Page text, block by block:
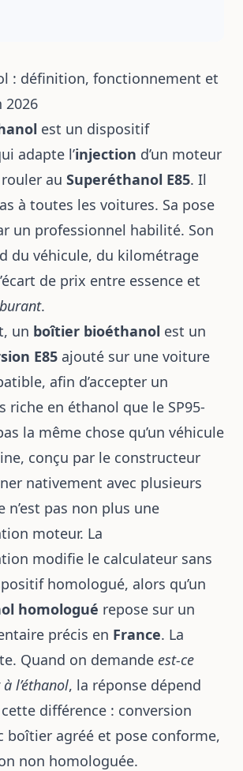
: définition, fonctionnement et
2026
est un dispositif
adapte l’injection d’un moteur
au Superéthanol E85. Il
à toutes les voitures. Sa pose
un professionnel habilité. Son
du véhicule, du kilométrage
de prix entre essence et
.
un boîtier bioéthanol est un
E85 ajouté sur une voiture
afin d’accepter un
riche en éthanol que le SP95-
la même chose qu’un véhicule
conçu par le constructeur
nativement avec plusieurs
n’est pas non plus une
moteur. La
modifie le calculateur sans
homologué, alors qu’un
homologué repose sur un
précis en France. La
Quand on demande est-ce
l’éthanol, la réponse dépend
différence : conversion
boîtier agréé et pose conforme,
non homologuée.